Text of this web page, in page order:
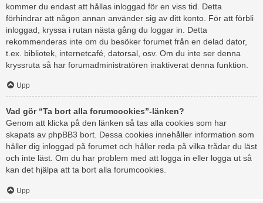
kommer du endast att hållas inloggad för en viss tid. Detta
förhindrar att någon annan använder sig av ditt konto. För att förbli
inloggad, kryssa i rutan nästa gång du loggar in. Detta
rekommenderas inte om du besöker forumet från en delad dator,
t.ex. bibliotek, internetcafé, datorsal, osv. Om du inte ser denna
kryssruta så har forumadministratören inaktiverat denna funktion.
Upp
Vad gör “Ta bort alla forumcookies”-länken?
Genom att klicka på den länken så tas alla cookies som har
skapats av phpBB3 bort. Dessa cookies innehåller information som
håller dig inloggad på forumet och håller reda på vilka trådar du läst
och inte läst. Om du har problem med att logga in eller logga ut så
kan det hjälpa att ta bort alla forumcookies.
Upp